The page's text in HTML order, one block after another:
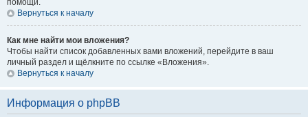
помощи.
Вернуться к началу
Как мне найти мои вложения?
Чтобы найти список добавленных вами вложений, перейдите в ваш
личный раздел и щёлкните по ссылке «Вложения».
Вернуться к началу
Информация о phpBB